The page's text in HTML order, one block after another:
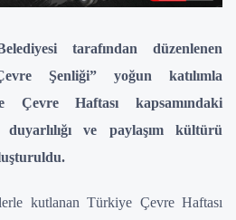
tarafından düzenlenen
Şenliği” yoğun katılımla
Çevre Haftası kapsamındaki
ve paylaşım kültürü
kutlanan Türkiye Çevre Haftası